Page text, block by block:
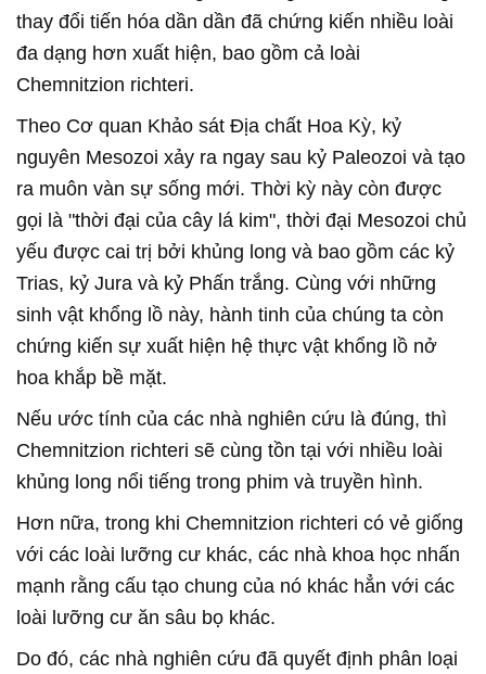
thay đổi tiến hóa dần dần đã chứng kiến nhiều loài
đa dạng hơn xuất hiện, bao gồm cả loài
Chemnitzion richteri.
Theo Cơ quan Khảo sát Địa chất Hoa Kỳ, kỷ
nguyên Mesozoi xảy ra ngay sau kỷ Paleozoi và tạo
ra muôn vàn sự sống mới. Thời kỳ này còn được
gọi là "thời đại của cây lá kim", thời đại Mesozoi chủ
yếu được cai trị bởi khủng long và bao gồm các kỷ
Trias, kỷ Jura và kỷ Phấn trắng. Cùng với những
sinh vật khổng lồ này, hành tinh của chúng ta còn
chứng kiến sự xuất hiện hệ thực vật khổng lồ nở
hoa khắp bề mặt.
Nếu ước tính của các nhà nghiên cứu là đúng, thì
Chemnitzion richteri sẽ cùng tồn tại với nhiều loài
khủng long nổi tiếng trong phim và truyền hình.
Hơn nữa, trong khi Chemnitzion richteri có vẻ giống
với các loài lưỡng cư khác, các nhà khoa học nhấn
mạnh rằng cấu tạo chung của nó khác hẳn với các
loài lưỡng cư ăn sâu bọ khác.
Do đó, các nhà nghiên cứu đã quyết định phân loại